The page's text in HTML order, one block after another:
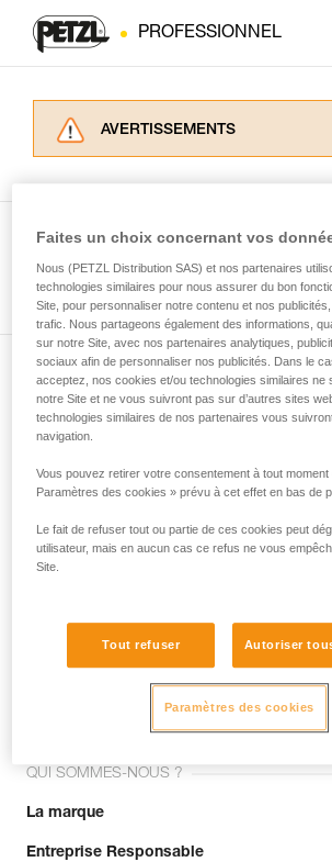
PROFESSIONNEL
AVERTISSEMENTS
informations de la notice
d’informations.
Maîtriser ces techniques
formation et un entraînement
avec un professionnel votre
la manipulation, seul, en toute
de la reproduire en autonomie.
Nous donnons des exemples de
Voir tous les conseils
Abonnez-vous à la
et restez connecté à notre actualité
Email *
Rejoignez la communauté !
QUI SOMMES-NOUS ?
La marque
Entreprise Responsable
Faites un choix concernant vos
Nous (PETZL Distribution SAS) et nos partenaires
technologies similaires pour nous assurer du bon
Site, pour personnaliser notre contenu et nos
trafic. Nous partageons également des informations,
sur notre Site, avec nos partenaires analytiques,
sociaux afin de personnaliser nos publicités. Dans le
acceptez, nos cookies et/ou technologies similaires ne
notre Site et ne vous suivront pas sur d’autres sites
technologies similaires de nos partenaires vous
navigation.
Vous pouvez retirer votre consentement à tout moment
Paramètres des cookies » prévu à cet effet en bas de
Le fait de refuser tout ou partie de ces cookies peut
utilisateur, mais en aucun cas ce refus ne vous
Site.
Tout refuser Autoriser
Paramètres des cookies